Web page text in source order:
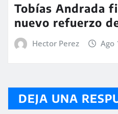
Tobías Andrada
nuevo refuerzo
Hector Perez Ago
DEJA UNA